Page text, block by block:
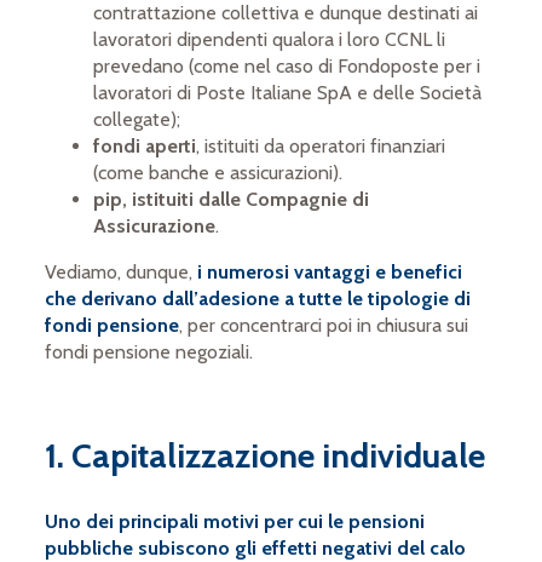
contrattazione collettiva e dunque destinati ai
lavoratori dipendenti qualora i loro CCNL li
prevedano (come nel caso di Fondoposte per i
lavoratori di Poste Italiane SpA e delle Società
collegate);
fondi aperti, istituiti da operatori finanziari
(come banche e assicurazioni).
pip, istituiti dalle Compagnie di
Assicurazione.
Vediamo, dunque, i numerosi vantaggi e benefici
che derivano dall’adesione a tutte le tipologie di
fondi pensione, per concentrarci poi in chiusura sui
fondi pensione negoziali.
1. Capitalizzazione individuale
Uno dei principali motivi per cui le pensioni
pubbliche subiscono gli effetti negativi del calo